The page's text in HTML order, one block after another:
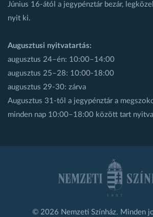
Június 16-ától a jegypénztár bezár,
nyit ki.
Augusztusi nyitvatartás:
augusztus 24–én: 10:00–14:00
augusztus 25–28: 10:00-18:00
augusztus 29-30: zárva
Augusztus 31-től a jegypénztár a
minden nap 10:00–18:00 között tart
© 2026 Nemzeti Színház. Minden